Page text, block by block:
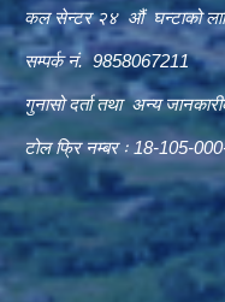
कल सेन्टर २४ औं घन्टाको
सम्पर्क नं. 9858067211
गुनासो दर्ता तथा अन्य
टोल फ्रि नम्बर ः 18-105-